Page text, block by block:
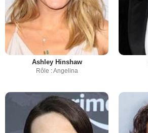
Ashley Hinshaw
Rôle : Angelina